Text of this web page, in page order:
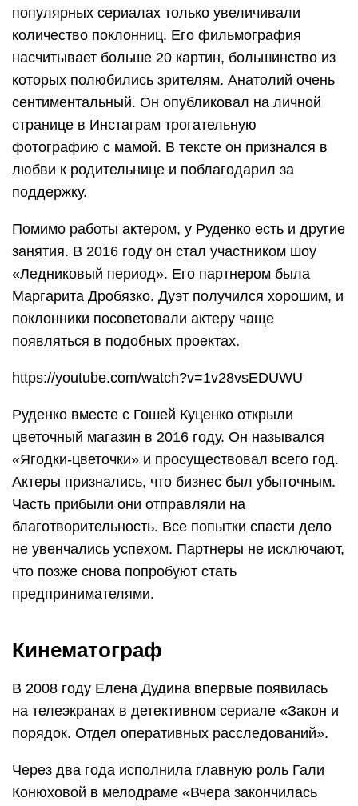
популярных сериалах только увеличивали
количество поклонниц. Его фильмография
насчитывает больше 20 картин, большинство из
которых полюбились зрителям. Анатолий очень
сентиментальный. Он опубликовал на личной
странице в Инстаграм трогательную
фотографию с мамой. В тексте он признался в
любви к родительнице и поблагодарил за
поддержку.
Помимо работы актером, у Руденко есть и другие
занятия. В 2016 году он стал участником шоу
«Ледниковый период». Его партнером была
Маргарита Дробязко. Дуэт получился хорошим, и
поклонники посоветовали актеру чаще
появляться в подобных проектах.
https://youtube.com/watch?v=1v28vsEDUWU
Руденко вместе с Гошей Куценко открыли
цветочный магазин в 2016 году. Он назывался
«Ягодки-цветочки» и просуществовал всего год.
Актеры признались, что бизнес был убыточным.
Часть прибыли они отправляли на
благотворительность. Все попытки спасти дело
не увенчались успехом. Партнеры не исключают,
что позже снова попробуют стать
предпринимателями.
Кинематограф
В 2008 году Елена Дудина впервые появилась
на телеэкранах в детективном сериале «Закон и
порядок. Отдел оперативных расследований».
Через два года исполнила главную роль Гали
Конюховой в мелодраме «Вчера закончилась